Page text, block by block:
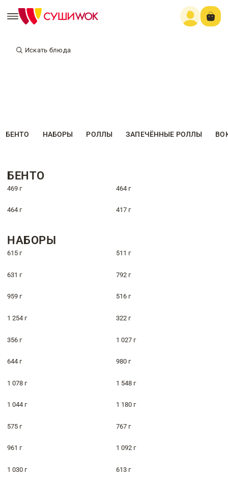
Искать блюда
БЕНТО НАБОРЫ РОЛЛЫ ЗАПЕЧЁННЫЕ РОЛЛЫ
БЕНТО
469 г 464 г
464 г 417 г
НАБОРЫ
615 г 511 г
631 г 792 г
959 г 516 г
1 254 г 322 г
356 г 1 027 г
644 г 980 г
1 078 г 1 548 г
1 044 г 1 180 г
575 г 767 г
961 г 1 092 г
1 030 г 613 г